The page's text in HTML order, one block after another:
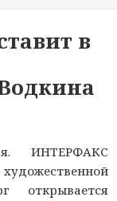
в
ИНТЕРФАКС
открывается